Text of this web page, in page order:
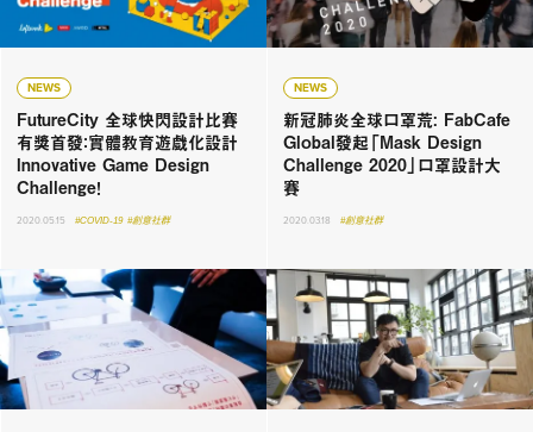
NEWS
FutureCity 全球快閃設計比賽
有獎首發：實體教育遊戲化設計
Innovative Game Design
Challenge！
2020.05.15 #COVID-19 #創意社群
NEWS
新冠肺炎全球口罩荒: FabCafe
Global發起「Mask Design
Challenge 2020」口罩設計大
賽
2020.03.18 #創意社群